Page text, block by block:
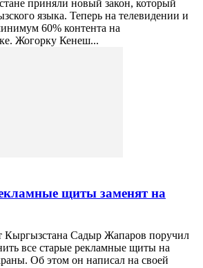
приняли новый закон, который
языка. Теперь на телевидении и
60% контента на
Жогорку Кенеш...
щиты заменят на
Кыргызстана Садыр Жапаров поручил
все старые рекламные щиты на
Об этом он написал на своей